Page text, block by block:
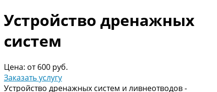
Устройство дренажных
систем
Цена: от 600 руб.
Заказать услугу
Устройство дренажных систем и ливнеотводов -